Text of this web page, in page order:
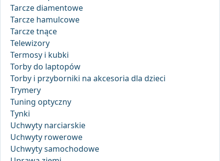
Tarcze diamentowe
Tarcze hamulcowe
Tarcze tnące
Telewizory
Termosy i kubki
Torby do laptopów
Torby i przyborniki na akcesoria dla dzieci
Trymery
Tuning optyczny
Tynki
Uchwyty narciarskie
Uchwyty rowerowe
Uchwyty samochodowe